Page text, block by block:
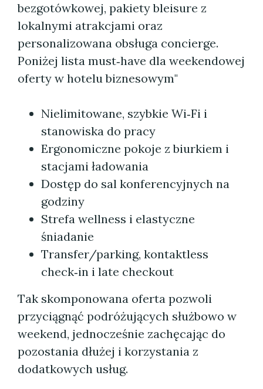
bezgotówkowej, pakiety bleisure z
lokalnymi atrakcjami oraz
personalizowana obsługa concierge.
Poniżej lista must‑have dla weekendowej
oferty w hotelu biznesowym"
Nielimitowane, szybkie Wi‑Fi i
stanowiska do pracy
Ergonomiczne pokoje z biurkiem i
stacjami ładowania
Dostęp do sal konferencyjnych na
godziny
Strefa wellness i elastyczne
śniadanie
Transfer/parking, kontaktless
check‑in i late checkout
Tak skomponowana oferta pozwoli
przyciągnąć podróżujących służbowo w
weekend, jednocześnie zachęcając do
pozostania dłużej i korzystania z
dodatkowych usług.